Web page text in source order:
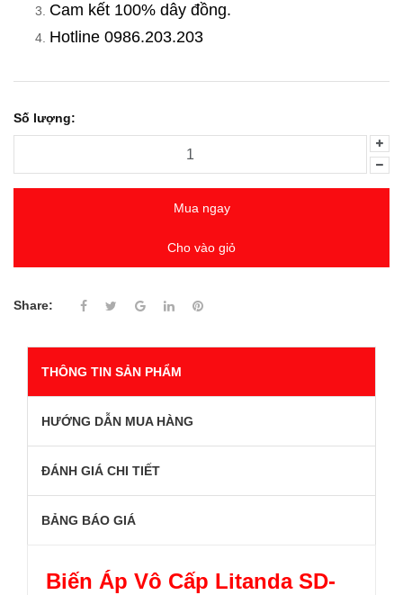
Cam kết 100% dây đồng.
Hotline 0986.203.203
Số lượng:
Mua ngay
Cho vào giỏ
Share:
THÔNG TIN SẢN PHẨM
HƯỚNG DẪN MUA HÀNG
ĐÁNH GIÁ CHI TIẾT
BẢNG BÁO GIÁ
Biến Áp Vô Cấp Litanda SD-